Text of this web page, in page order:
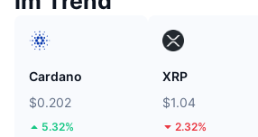
Cardano
$0.202
5.32%
XRP
$1.04
2.32%